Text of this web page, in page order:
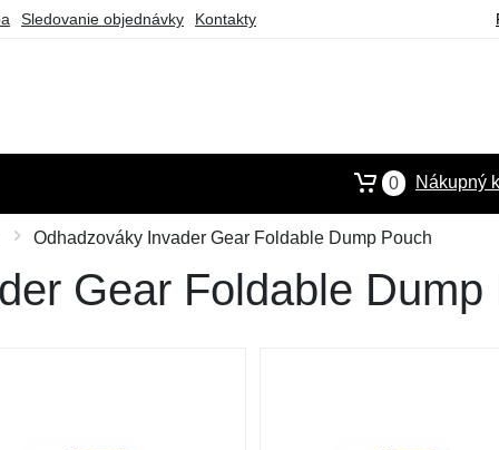
Sledovanie objednávky Kontakty
0 Nákupný
Odhadzováky Invader Gear Foldable Dump Pouch
Gear Foldable Dump